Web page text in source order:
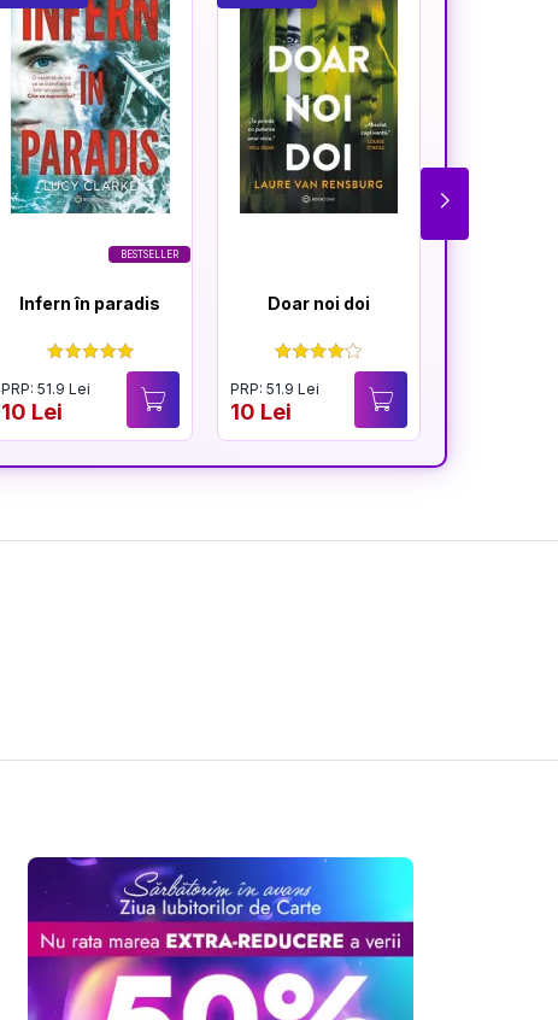
BESTSELLER
Infern în paradis
PRP: 51.9 Lei
10 Lei
Doar noi doi
PRP: 51.9 Lei
10 Lei